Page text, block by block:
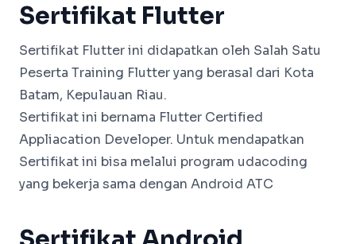
Sertifikat Flutter
Sertifikat Flutter ini didapatkan oleh Salah Satu
Peserta Training Flutter yang berasal dari Kota
Batam, Kepulauan Riau.
Sertifikat ini bernama Flutter Certified
Appliacation Developer. Untuk mendapatkan
Sertifikat ini bisa melalui program udacoding
yang bekerja sama dengan Android ATC